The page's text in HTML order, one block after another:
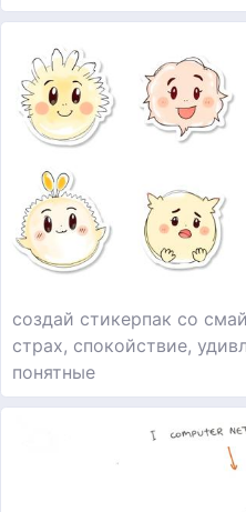
создай стикерпак со
страх, спокойствие,
понятные